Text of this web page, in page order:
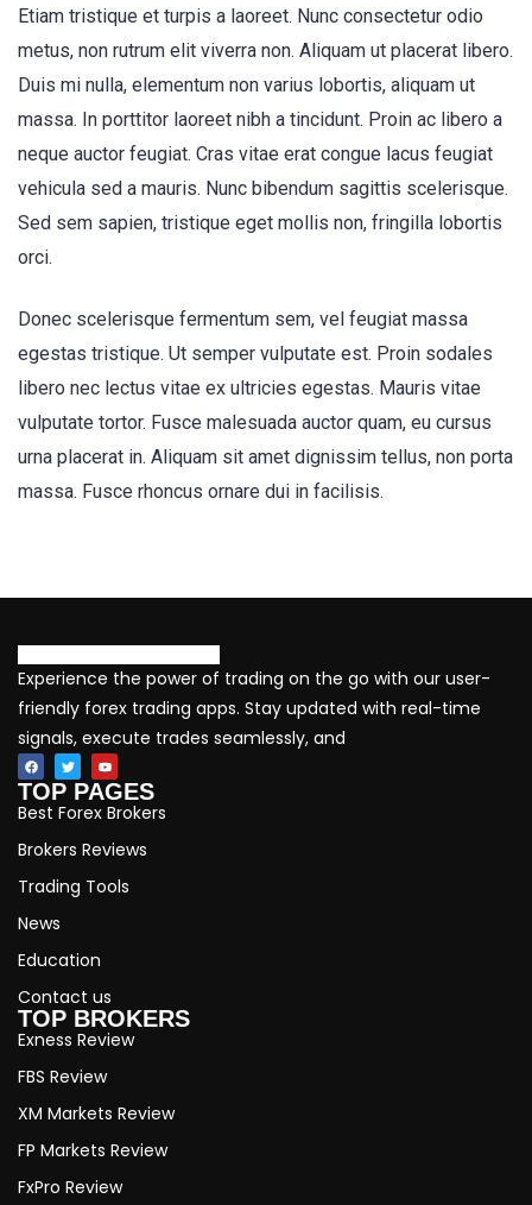
Etiam tristique et turpis a laoreet. Nunc consectetur odio
metus, non rutrum elit viverra non. Aliquam ut placerat libero.
Duis mi nulla, elementum non varius lobortis, aliquam ut
massa. In porttitor laoreet nibh a tincidunt. Proin ac libero a
neque auctor feugiat. Cras vitae erat congue lacus feugiat
vehicula sed a mauris. Nunc bibendum sagittis scelerisque.
Sed sem sapien, tristique eget mollis non, fringilla lobortis
orci.
Donec scelerisque fermentum sem, vel feugiat massa
egestas tristique. Ut semper vulputate est. Proin sodales
libero nec lectus vitae ex ultricies egestas. Mauris vitae
vulputate tortor. Fusce malesuada auctor quam, eu cursus
urna placerat in. Aliquam sit amet dignissim tellus, non porta
massa. Fusce rhoncus ornare dui in facilisis.
Experience the power of trading on the go with our user-
friendly forex trading apps. Stay updated with real-time
signals, execute trades seamlessly, and
TOP PAGES
Best Forex Brokers
Brokers Reviews
Trading Tools
News
Education
Contact us
TOP BROKERS
Exness Review
FBS Review
XM Markets Review
FP Markets Review
FxPro Review